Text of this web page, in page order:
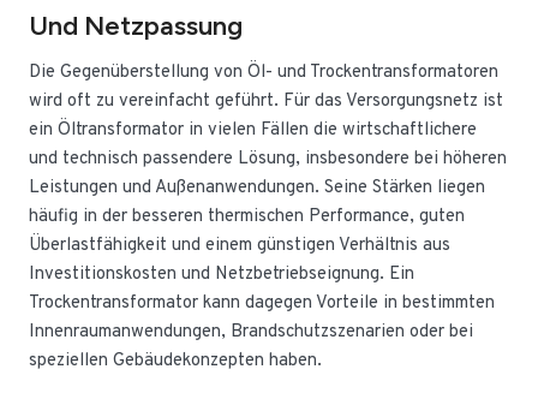
Und Netzpassung
Die Gegenüberstellung von Öl- und Trockentransformatoren
wird oft zu vereinfacht geführt. Für das Versorgungsnetz ist
ein Öltransformator in vielen Fällen die wirtschaftlichere
und technisch passendere Lösung, insbesondere bei höheren
Leistungen und Außenanwendungen. Seine Stärken liegen
häufig in der besseren thermischen Performance, guten
Überlastfähigkeit und einem günstigen Verhältnis aus
Investitionskosten und Netzbetriebseignung. Ein
Trockentransformator kann dagegen Vorteile in bestimmten
Innenraumanwendungen, Brandschutzszenarien oder bei
speziellen Gebäudekonzepten haben.